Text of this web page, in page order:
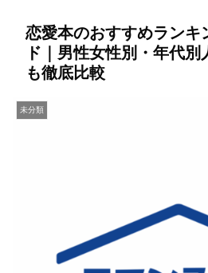
恋愛本のおすすめランキ
ド｜男性女性別・年代
も徹底比較
未分類